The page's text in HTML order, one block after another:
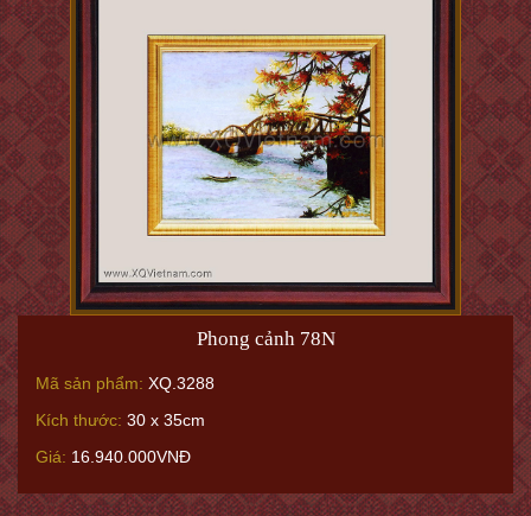
Phong cảnh 78N
Mã sản phẩm: XQ.3288
Kích thước: 30 x 35cm
Giá: 16.940.000VNĐ